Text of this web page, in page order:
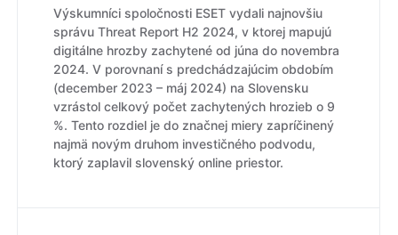
Výskumníci spoločnosti ESET vydali najnovšiu
správu Threat Report H2 2024, v ktorej mapujú
digitálne hrozby zachytené od júna do novembra
2024. V porovnaní s predchádzajúcim obdobím
(december 2023 – máj 2024) na Slovensku
vzrástol celkový počet zachytených hrozieb o 9
%. Tento rozdiel je do značnej miery zapríčinený
najmä novým druhom investičného podvodu,
ktorý zaplavil slovenský online priestor.